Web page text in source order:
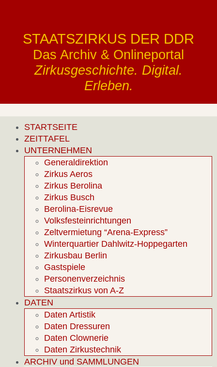
STAATSZIRKUS DER DDR
Das Archiv & Onlineportal
Zirkusgeschichte. Digital.
Erleben.
STARTSEITE
ZEITTAFEL
UNTERNEHMEN
Generaldirektion
Zirkus Aeros
Zirkus Berolina
Zirkus Busch
Berolina-Eisrevue
Volksfesteinrichtungen
Zeltvermietung “Arena-Express”
Winterquartier Dahlwitz-Hoppegarten
Zirkusbau Berlin
Gastspiele
Personenverzeichnis
Staatszirkus von A-Z
DATEN
Daten Artistik
Daten Dressuren
Daten Clownerie
Daten Zirkustechnik
ARCHIV und SAMMLUNGEN